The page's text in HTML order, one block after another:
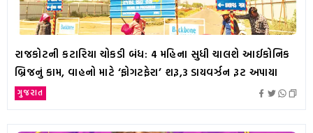
રાજકોટની કટારિયા ચોકડી બંધ: 4 મહિના સુધી ચાલશે આઈકોનિક
બ્રિજનું કામ, વાહનો માટે ‘ફોગટફેરા’ શરૂ,3 ડાયવર્ઝન રૂટ અપાયા
ગુજરાત